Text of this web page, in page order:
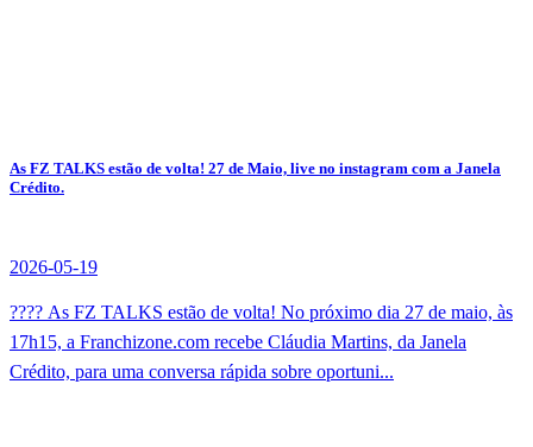
As FZ TALKS estão de volta! 27 de Maio, live no instagram com a Janela
Crédito.
2026-05-19
???? As FZ TALKS estão de volta! No próximo dia 27 de maio, às
17h15, a Franchizone.com recebe Cláudia Martins, da Janela
Crédito, para uma conversa rápida sobre oportuni...